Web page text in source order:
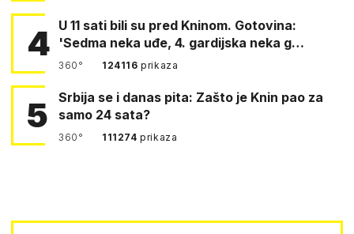
4 U 11 sati bili su pred Kninom. Gotovina:
'Sedma neka uđe, 4. gardijska neka g…
360° 124116prikaza
5
Srbija se i danas pita: Zašto je Knin pao za
samo 24 sata?
360° 111274prikaza